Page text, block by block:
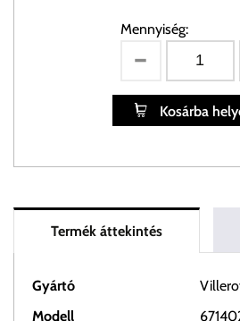
Mennyiség:
Kosárba
Termék áttekintés
Gyártó
Modell